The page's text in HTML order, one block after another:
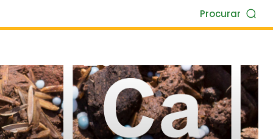
Procurar